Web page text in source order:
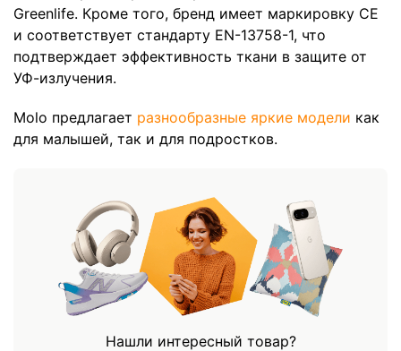
Greenlife. Кроме того, бренд имеет маркировку CE
и соответствует стандарту EN-13758-1, что
подтверждает эффективность ткани в защите от
УФ-излучения.
Molo предлагает разнообразные яркие модели как
для малышей, так и для подростков.
Нашли интересный товар?